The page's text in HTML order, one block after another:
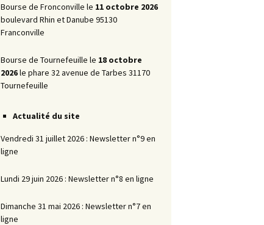
Bourse de Fronconville le 11 octobre 2026
boulevard Rhin et Danube 95130
Franconville
Bourse de Tournefeuille le 18 octobre
2026le phare 32 avenue de Tarbes 31170
Tournefeuille
Actualité du site
Vendredi 31 juillet 2026 : Newsletter n°9 en
ligne
Lundi 29 juin 2026 : Newsletter n°8 en ligne
Dimanche 31 mai 2026 : Newsletter n°7 en
ligne